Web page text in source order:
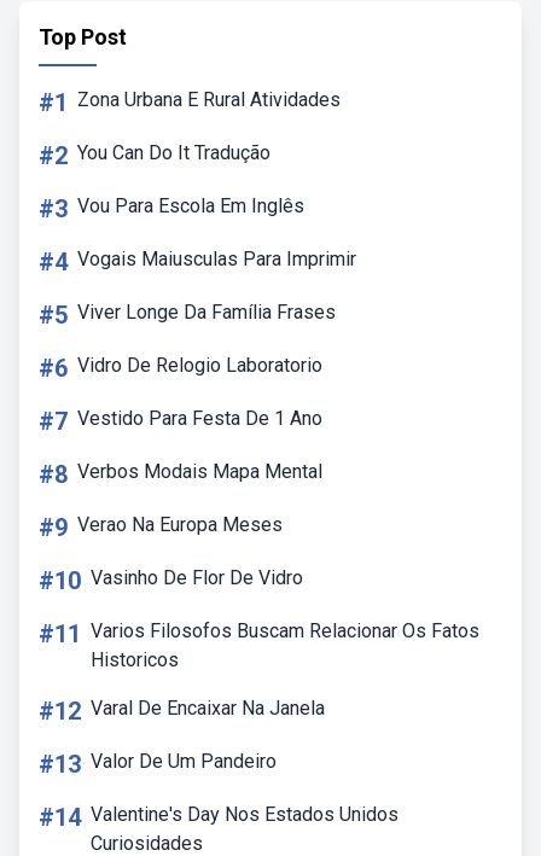
Top Post
#1 Zona Urbana E Rural Atividades
#2 You Can Do It Tradução
#3 Vou Para Escola Em Inglês
#4 Vogais Maiusculas Para Imprimir
#5 Viver Longe Da Família Frases
#6 Vidro De Relogio Laboratorio
#7 Vestido Para Festa De 1 Ano
#8 Verbos Modais Mapa Mental
#9 Verao Na Europa Meses
#10 Vasinho De Flor De Vidro
#11 Varios Filosofos Buscam Relacionar Os Fatos
Historicos
#12 Varal De Encaixar Na Janela
#13 Valor De Um Pandeiro
#14 Valentine's Day Nos Estados Unidos
Curiosidades